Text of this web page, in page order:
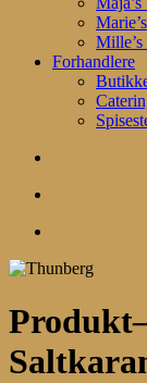
Forhandlere